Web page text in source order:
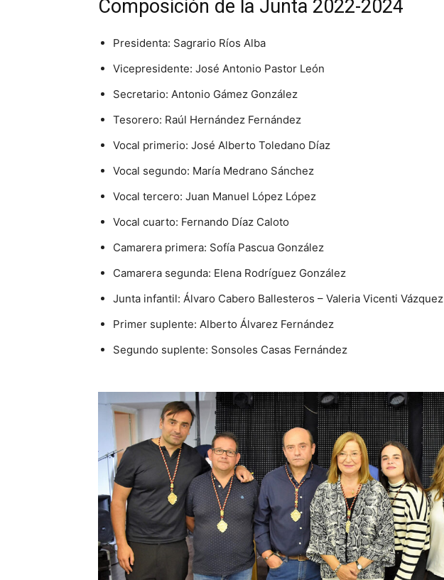
Composición de la Junta 2022-2024
Presidenta: Sagrario Ríos Alba
Vicepresidente: José Antonio Pastor León
Secretario: Antonio Gámez González
Tesorero: Raúl Hernández Fernández
Vocal primerio: José Alberto Toledano Díaz
Vocal segundo: María Medrano Sánchez
Vocal tercero: Juan Manuel López López
Vocal cuarto: Fernando Díaz Caloto
Camarera primera: Sofía Pascua González
Camarera segunda: Elena Rodríguez González
Junta infantil: Álvaro Cabero Ballesteros – Valeria Vicenti Vázquez
Primer suplente: Alberto Álvarez Fernández
Segundo suplente: Sonsoles Casas Fernández